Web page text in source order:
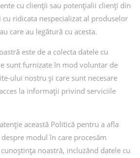
cu clienții sau potențialii clienți din
ridicata nespecializat al produselor
care au legătură cu acesta.
este de a colecta datele cu
sunt furnizate în mod voluntar de
ului nostru și care sunt necesare
la informații privind serviciile
această Politică pentru a afla
modul în care procesăm
noastră, incluzând datele cu